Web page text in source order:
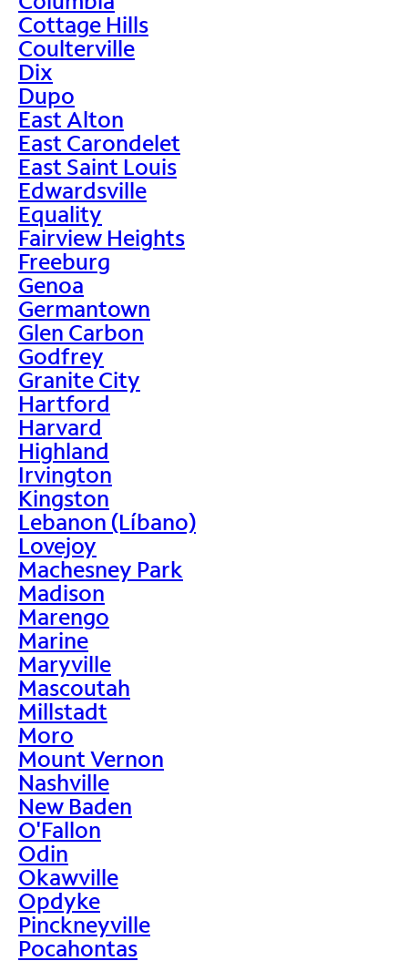
Cottage Hills
Coulterville
Dix
Dupo
East Alton
East Carondelet
East Saint Louis
Edwardsville
Equality
Fairview Heights
Freeburg
Genoa
Germantown
Glen Carbon
Godfrey
Granite City
Hartford
Harvard
Highland
Irvington
Kingston
Lebanon (Líbano)
Lovejoy
Machesney Park
Madison
Marengo
Marine
Maryville
Mascoutah
Millstadt
Moro
Mount Vernon
Nashville
New Baden
O'Fallon
Odin
Okawville
Opdyke
Pinckneyville
Pocahontas